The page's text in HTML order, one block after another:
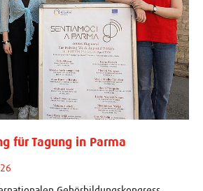
für Tagung in Parma